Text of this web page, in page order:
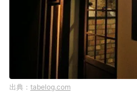
tabelog.com